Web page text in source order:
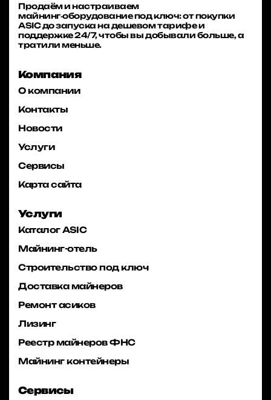
Продаём и настраиваем
майнинг‑оборудование под ключ: от покупки
ASIC до запуска на дешевом тарифе и
поддержке 24/7, чтобы вы добывали больше, а
тратили меньше.
Компания
О компании
Контакты
Новости
Услуги
Сервисы
Карта сайта
Услуги
Каталог ASIC
Майнинг-отель
Строительство под ключ
Доставка майнеров
Ремонт асиков
Лизинг
Реестр майнеров ФНС
Майнинг контейнеры
Сервисы